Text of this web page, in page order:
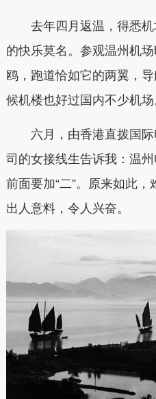
去年四月返温，得悉
的快乐莫名。参观温州机
鸥，跑道恰如它的两翼，
候机楼也好过国内不少机场
六月，由香港直拨国
司的女接线生告诉我：温
前面要加“二”。原来如此，
出人意料，令人兴奋。